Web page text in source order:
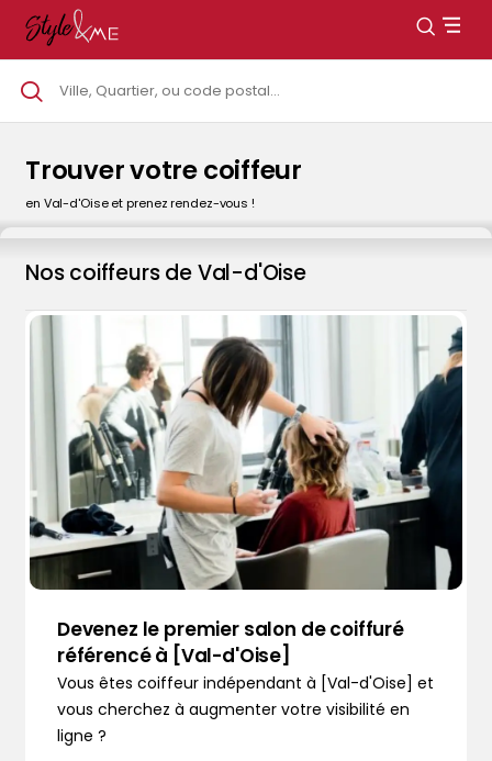
Trouver votre coiffeur
en Val-d'Oise et prenez rendez-vous !
Nos coiffeurs de Val-d'Oise
Devenez le premier salon de coiffuré
référencé à [Val-d'Oise]
Vous êtes coiffeur indépendant à [Val-d'Oise] et
vous cherchez à augmenter votre visibilité en
ligne ?